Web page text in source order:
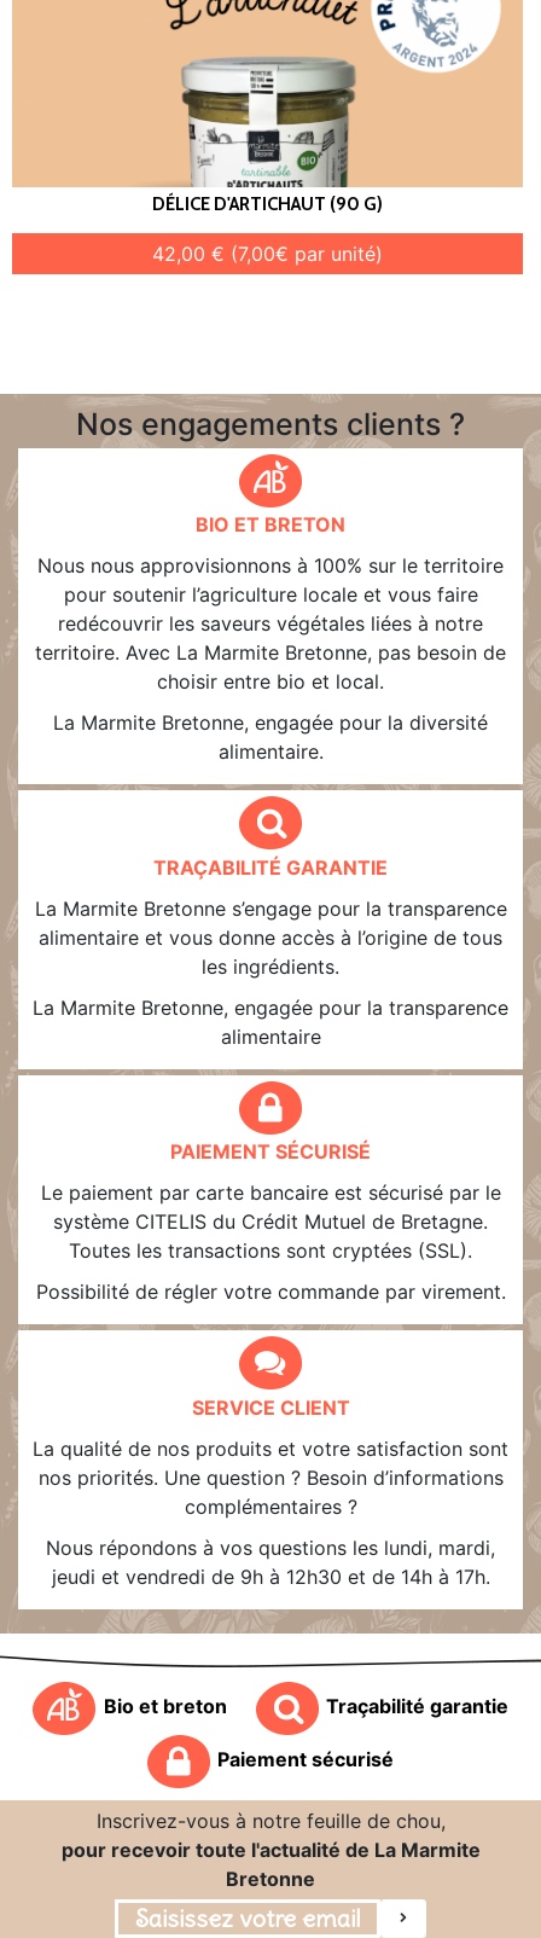
DÉLICE D'ARTICHAUT (90 G)
42,00 € (7,00€ par unité)
Nos engagements clients ?
BIO ET BRETON
Nous nous approvisionnons à 100% sur le territoire
pour soutenir l’agriculture locale et vous faire
redécouvrir les saveurs végétales liées à notre
territoire. Avec La Marmite Bretonne, pas besoin de
choisir entre bio et local.
La Marmite Bretonne, engagée pour la diversité
alimentaire.
TRAÇABILITÉ GARANTIE
La Marmite Bretonne s’engage pour la transparence
alimentaire et vous donne accès à l’origine de tous
les ingrédients.
La Marmite Bretonne, engagée pour la transparence
alimentaire
PAIEMENT SÉCURISÉ
Le paiement par carte bancaire est sécurisé par le
système CITELIS du Crédit Mutuel de Bretagne.
Toutes les transactions sont cryptées (SSL).
Possibilité de régler votre commande par virement.
SERVICE CLIENT
La qualité de nos produits et votre satisfaction sont
nos priorités. Une question ? Besoin d’informations
complémentaires ?
Nous répondons à vos questions les lundi, mardi,
jeudi et vendredi de 9h à 12h30 et de 14h à 17h.
Bio et breton Traçabilité garantie
Paiement sécurisé
Inscrivez-vous à notre feuille de chou,
pour recevoir toute l'actualité de La Marmite
Bretonne